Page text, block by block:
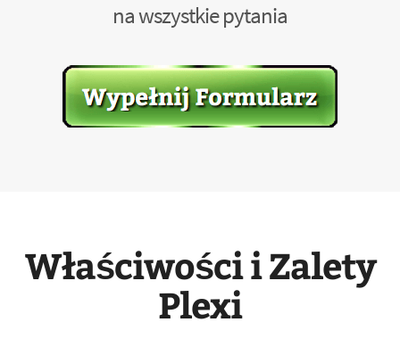
na wszystkie pytania
Właściwości i Zalety
Plexi